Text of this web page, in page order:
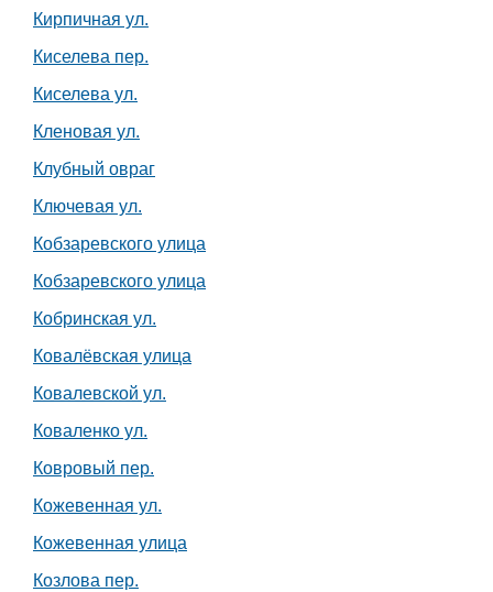
Кирпичная ул.
Киселева пер.
Киселева ул.
Кленовая ул.
Клубный овраг
Ключевая ул.
Кобзаревского улица
Кобзаревского улица
Кобринская ул.
Ковалёвская улица
Ковалевской ул.
Коваленко ул.
Ковровый пер.
Кожевенная ул.
Кожевенная улица
Козлова пер.